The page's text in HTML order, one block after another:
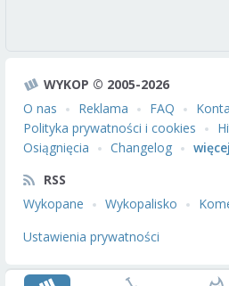
WYKOP © 2005-2026
O nas
Reklama FAQ
Polityka prywatności i cookies
Osiągnięcia
Changelog
więcej
RSS
Wykopane
Wykopalisko
Ustawienia prywatności